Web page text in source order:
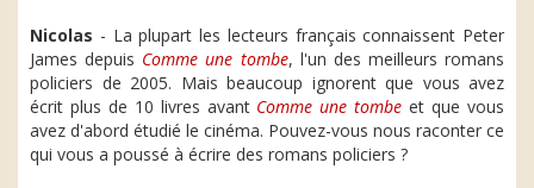
Nicolas - La plupart les lecteurs français connaissent Peter
James depuis Comme une tombe, l'un des meilleurs romans
policiers de 2005. Mais beaucoup ignorent que vous avez
écrit plus de 10 livres avant Comme une tombe et que vous
avez d'abord étudié le cinéma. Pouvez-vous nous raconter ce
qui vous a poussé à écrire des romans policiers ?